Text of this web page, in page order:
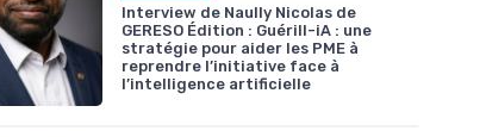
Interview de Naully Nicolas de
GERESO Édition : Guérill-iA : une
stratégie pour aider les PME à
reprendre l’initiative face à
l’intelligence artificielle